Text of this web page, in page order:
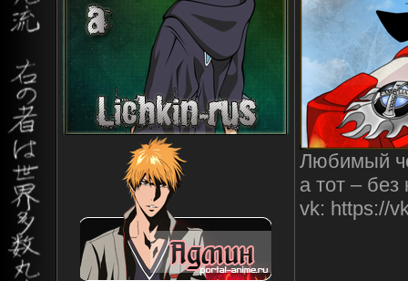
Любимый
а тот –
vk: https://